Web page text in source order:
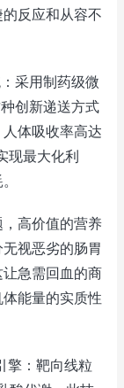
反应和从容不
采用制药级微
创新递送方式
体吸收率高达
现最大化利
高价值的营养
视恶劣的肠胃
急需回血的商
能量的实质性
擎：靶向线粒